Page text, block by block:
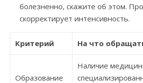
болезненно, скажите об этом.
скорректирует интенсивность.
Критерий На что
Образование
Наличие